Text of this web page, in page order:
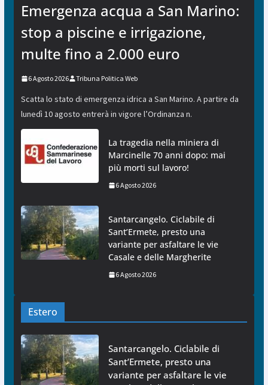
Emergenza acqua a San Marino:
stop a piscine e irrigazione,
multe fino a 2.000 euro
6 Agosto 2026 Tribuna Politica Web
Scatta lo stato di emergenza idrica a San Marino. A partire da
lunedì 10 agosto entrerà in vigore l’Ordinanza n.
La tragedia nella miniera di
Marcinelle 70 anni dopo: mai
più morti sul lavoro!
6 Agosto 2026
Santarcangelo. Ciclabile di
Sant’Ermete, presto una
variante per asfaltare le vie
Casale e delle Margherite
6 Agosto 2026
Estero
Santarcangelo. Ciclabile di
Sant’Ermete, presto una
variante per asfaltare le vie